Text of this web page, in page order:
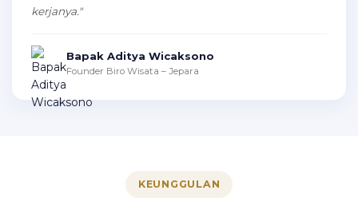
kerjanya."
Bapak Aditya Wicaksono
Founder Biro Wisata – Jepara
KEUNGGULAN